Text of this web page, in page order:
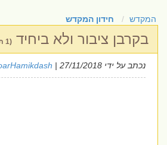
המקדש חידון המקדש
בקרבן ציבור ולא ביחיד
נכתב על ידי DoarHamikdash| 27/11/2018